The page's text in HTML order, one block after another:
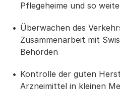
Pflegeheime und so
Überwachen des
Zusammenarbeit mit
Behörden
Kontrolle der guten
Arzneimittel in kleinen